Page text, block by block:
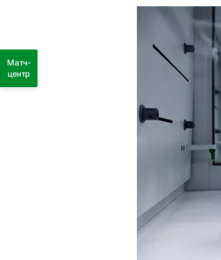
Матч-
центр